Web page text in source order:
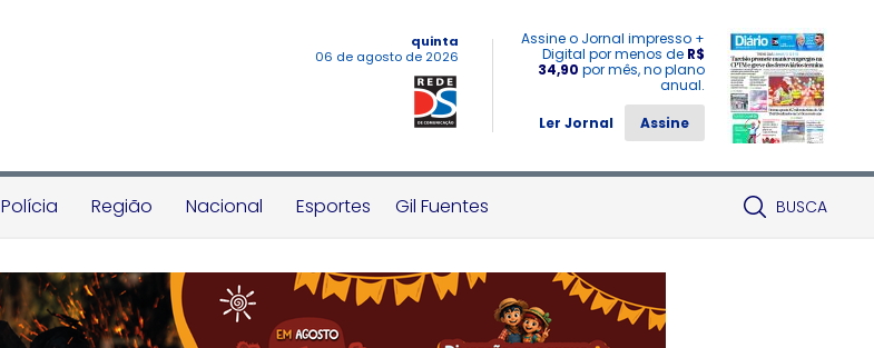
quinta
06 de agosto de 2026
Assine o Jornal impresso +
Digital por menos de R$
34,90 por mês, no plano
anual.
Ler Jornal
Assine
Polícia Região Nacional Esportes Gil Fuentes BUSCA